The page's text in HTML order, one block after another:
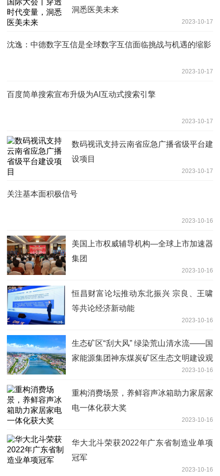
洞悉医美未来
2023-10-17
沈逸：中德数字互信是全球数字互信面临挑战与机遇的缩影
2023-10-17
百度简单搜索宣布升级为AI互动式搜索引擎
2023-10-17
数码视讯支持云南省应急广播省级平台建
设项目
2023-10-17
关注基本面积极信号
2023-10-16
美国上市权威辅导机构—全球上市加速器
集团
2023-10-16
恒昌财富论坛推动东北振兴 宗良、王啸
等共论经济新动能
2023-10-16
生态矿区“刮大风” 绿染荒山清水流——国
家能源集团神东煤炭矿区生态文明建设观
2023-10-16
重构消费场景，养鲜容声冰箱助力家居家
电一体化获大奖
2023-10-16
华大北斗荣获2022年广东省制造业单项
冠军
2023-10-16